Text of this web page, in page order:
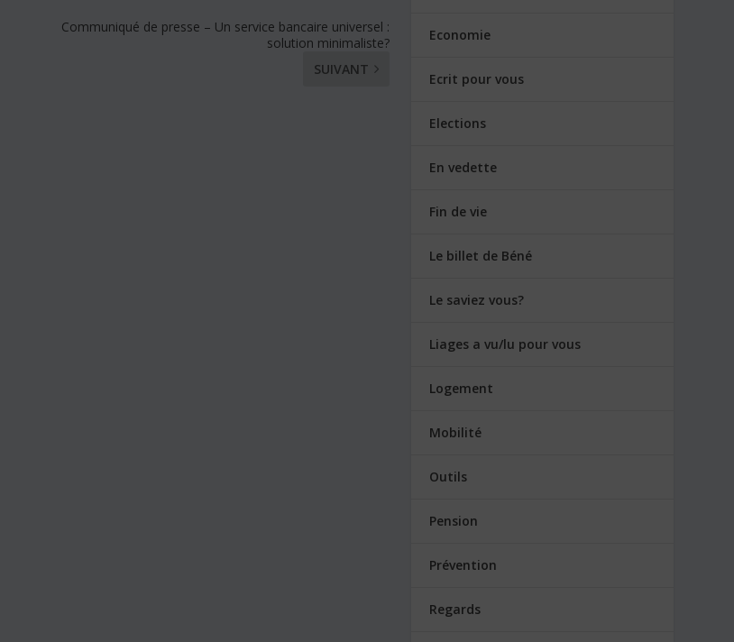
Communiqué de presse – Un service bancaire universel :
solution minimaliste?
SUIVANT
Economie
Ecrit pour vous
Elections
En vedette
Fin de vie
Le billet de Béné
Le saviez vous?
Liages a vu/lu pour vous
Logement
Mobilité
Outils
Pension
Prévention
Regards